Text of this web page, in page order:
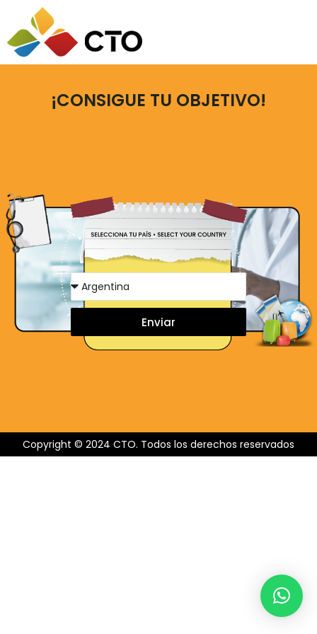
¡CONSIGUE TU OBJETIVO!
Enviar
Copyright © 2024 CTO. Todos los derechos reservados